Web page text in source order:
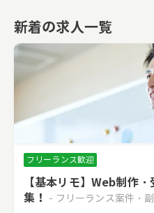
新着の求人一覧
フリーランス歓迎
【基本リモ】Web制作
集！
- フリーランス案件・